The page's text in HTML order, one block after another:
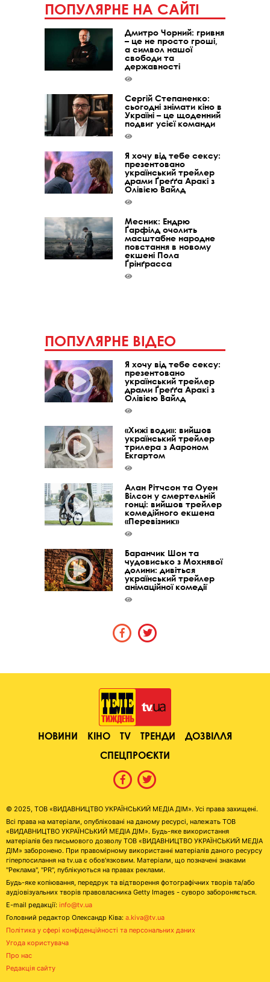
ПОПУЛЯРНЕ НА САЙТІ
Дмитро Чорний: гривня
– це не просто гроші,
а символ нашої
свободи та
державності
Сергій Степаненко:
сьогодні знімати кіно в
Україні – це щоденний
подвиг усієї команди
Я хочу від тебе сексу:
презентовано
український трейлер
драми Ґреґґа Аракі з
Олівією Вайлд
Месник: Ендрю
Ґарфілд очолить
масштабне народне
повстання в новому
екшені Пола
Ґрінґрасса
ПОПУЛЯРНЕ ВІДЕО
Я хочу від тебе сексу:
презентовано
український трейлер
драми Ґреґґа Аракі з
Олівією Вайлд
«Хижі води»: вийшов
український трейлер
трилера з Аароном
Екгартом
Алан Рітчсон та Оуен
Вілсон у смертельній
гонці: вийшов трейлер
комедійного екшена
«Перевізник»
Баранчик Шон та
чудовисько з Мохнявої
долини: дивіться
український трейлер
анімаційної комедії
НОВИНИ КІНО TV ТРЕНДИ
ДОЗВІЛЛЯ
СПЕЦПРОЄКТИ
© 2025, ТОВ «ВИДАВНИЦТВО УКРАЇНСЬКИЙ МЕДІА ДІМ». Усі права захищені.
Всі права на матеріали, опубліковані на даному ресурсі, належать ТОВ
«ВИДАВНИЦТВО УКРАЇНСЬКИЙ МЕДІА ДІМ». Будь-яке використання
матеріалів без письмового дозволу ТОВ «ВИДАВНИЦТВО УКРАЇНСЬКИЙ МЕДІА
ДІМ» заборонено. При правомірному використанні матеріалів даного ресурсу
гіперпосилання на tv.ua є обов'язковим. Матеріали, що позначені знаками
"Реклама", "PR", публікуються на правах реклами.
Будь-яке копіювання, передрук та відтворення фотографічних творів та/або
аудіовізуальних творів правовласника Getty Images - суворо забороняється.
E-mail редакції: info@tv.ua
Головний редактор Олександр Ківа: a.kiva@tv.ua
Політика у сфері конфіденційності та персональних даних
Угода користувача
Про нас
Редакція сайту